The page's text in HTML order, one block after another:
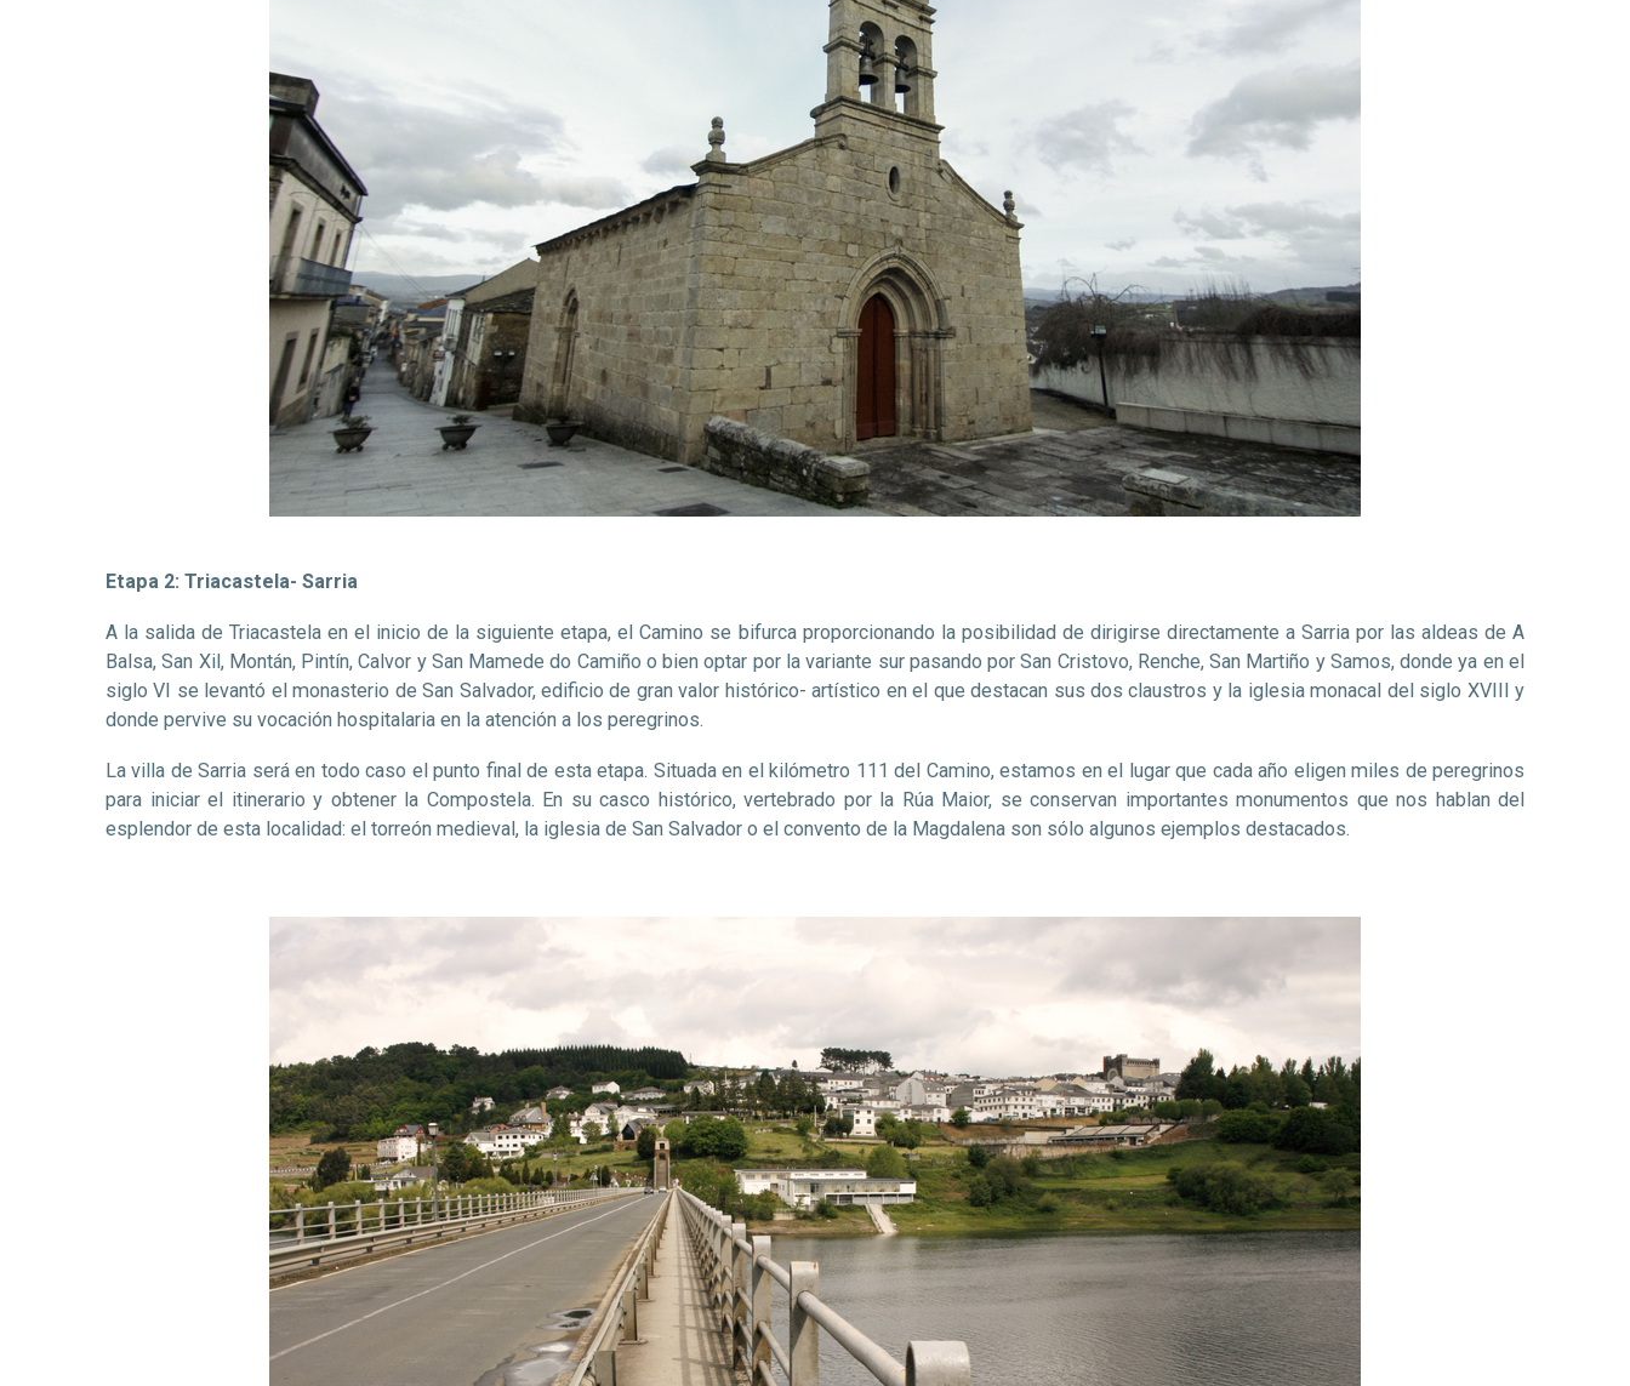
Etapa 2: Triacastela- Sarria
A la salida de Triacastela en el inicio de la siguiente etapa, el Camino se bifurca proporcionando la posibilidad de dirigirse directamente a Sarria por las aldeas de A
Balsa, San Xil, Montán, Pintín, Calvor y San Mamede do Camiño o bien optar por la variante sur pasando por San Cristovo, Renche, San Martiño y Samos, donde ya en el
siglo VI se levantó el monasterio de San Salvador, edificio de gran valor histórico- artístico en el que destacan sus dos claustros y la iglesia monacal del siglo XVIII y
donde pervive su vocación hospitalaria en la atención a los peregrinos.
La villa de Sarria será en todo caso el punto final de esta etapa. Situada en el kilómetro 111 del Camino, estamos en el lugar que cada año eligen miles de peregrinos
para iniciar el itinerario y obtener la Compostela. En su casco histórico, vertebrado por la Rúa Maior, se conservan importantes monumentos que nos hablan del
esplendor de esta localidad: el torreón medieval, la iglesia de San Salvador o el convento de la Magdalena son sólo algunos ejemplos destacados.